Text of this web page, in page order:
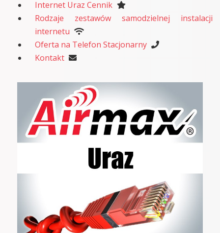
Internet Uraz Cennik
Rodzaje zestawów samodzielnej instalacji
internetu
Oferta na Telefon Stacjonarny
Kontakt